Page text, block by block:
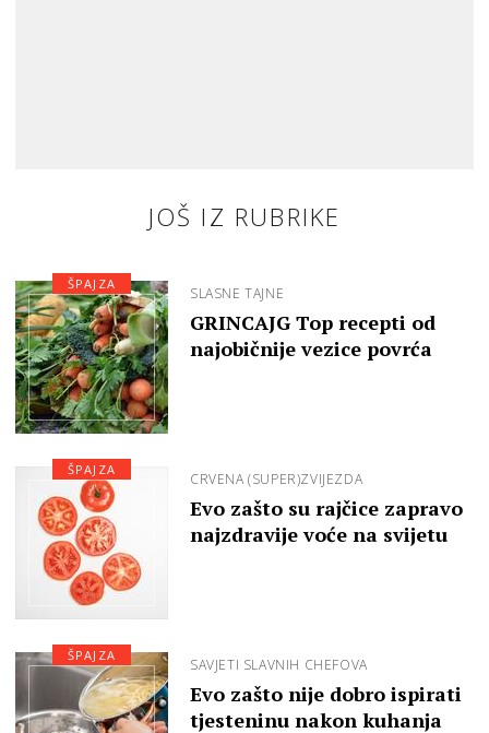
JOŠ IZ RUBRIKE
SLASNE TAJNE
GRINCAJG Top recepti od
najobičnije vezice povrća
ŠPAJZA
CRVENA (SUPER)ZVIJEZDA
Evo zašto su rajčice zapravo
najzdravije voće na svijetu
ŠPAJZA
SAVJETI SLAVNIH CHEFOVA
Evo zašto nije dobro ispirati
tjesteninu nakon kuhanja
ŠPAJZA